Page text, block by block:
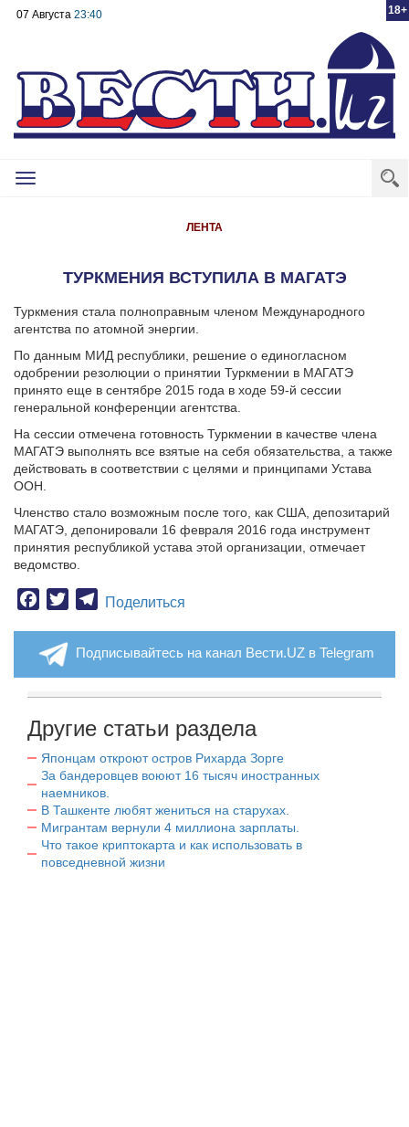
18+
07 Августа 23:40
Toggle
ЛЕНТА
ТУРКМЕНИЯ ВСТУПИЛА В МАГАТЭ
Туркмения стала полноправным членом Международного
агентства по атомной энергии.
По данным МИД республики, решение о единогласном
одобрении резолюции о принятии Туркмении в МАГАТЭ
принято еще в сентябре 2015 года в ходе 59-й сессии
генеральной конференции агентства.
На сессии отмечена готовность Туркмении в качестве члена
МАГАТЭ выполнять все взятые на себя обязательства, а также
действовать в соответствии с целями и принципами Устава
ООН.
Членство стало возможным после того, как США, депозитарий
МАГАТЭ, депонировали 16 февраля 2016 года инструмент
принятия республикой устава этой организации, отмечает
ведомство.
Facebook
TwitterTelegram
Поделиться
Подписывайтесь на канал Вести.UZ в Telegram
Другие статьи раздела
Японцам откроют остров Рихарда Зорге
За бандеровцев воюют 16 тысяч иностранных
наемников.
В Ташкенте любят жениться на старухах.
Мигрантам вернули 4 миллиона зарплаты.
Что такое криптокарта и как использовать в
повседневной жизни